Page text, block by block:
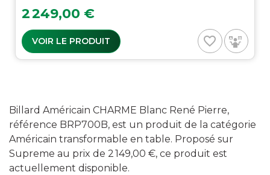
Prix
2 249,00 €
VOIR LE PRODUIT favorite_border
Billard Américain CHARME Blanc René Pierre,
référence BRP700B, est un produit de la catégorie
Américain transformable en table. Proposé sur
Supreme au prix de 2 149,00 €, ce produit est
actuellement disponible.